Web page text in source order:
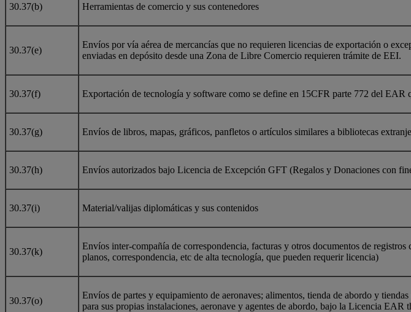
30.37(b) Herramientas de comercio y sus contenedores
30.37(e)
Envíos por vía aérea de mercancías que no requieren licencias de exportación o
enviadas en depósito desde una Zona de Libre Comercio requieren trámite de EEI.
30.37(f) Exportación de tecnología y software como se define en 15CFR parte 772 del EAR
30.37(g) Envíos de libros, mapas, gráficos, panfletos o artículos similares a bibliotecas
30.37(h) Envíos autorizados bajo Licencia de Excepción GFT (Regalos y Donaciones con
30.37(i) Material/valijas diplomáticas y sus contenidos
30.37(k)
Envíos inter-compañía de correspondencia, facturas y otros documentos de
planos, correspondencia, etc de alta tecnología, que pueden requerir licencia)
30.37(o)
Envíos de partes y equipamiento de aeronaves; alimentos, tienda de abordo y
para sus propias instalaciones, aeronave y agentes de abordo, bajo la Licencia EAR